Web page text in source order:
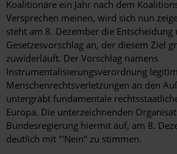
Koalitionäre ein Jahr nach dem
Versprechen meinen, wird sich nun
steht am 8. Dezember die Entscheidung
Gesetzesvorschlag an, der diesem Ziel
zuwiderläuft. Der Vorschlag namens
Instrumentalisierungsverordnung
Menschenrechtsverletzungen an den
untergräbt fundamentale
Europa. Die unterzeichnenden
Bundesregierung hiermit auf, am 8.
deutlich mit "'Nein" zu stimmen.